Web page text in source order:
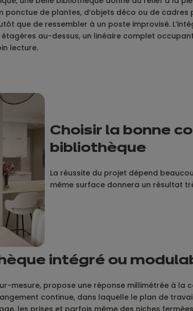
ponctue de plantes, d’objets déco ou de
que de ressembler à un poste improvisé.
au-dessus, un linéaire complet
lecture.​
Choisir la bonne
bibliothèque
La réussite du projet dépend
même surface donnera un résultat
intégré ou
mesure, propose une réponse millimétrée à
continue, dans laquelle le plan de
les prises et parfois même des niches